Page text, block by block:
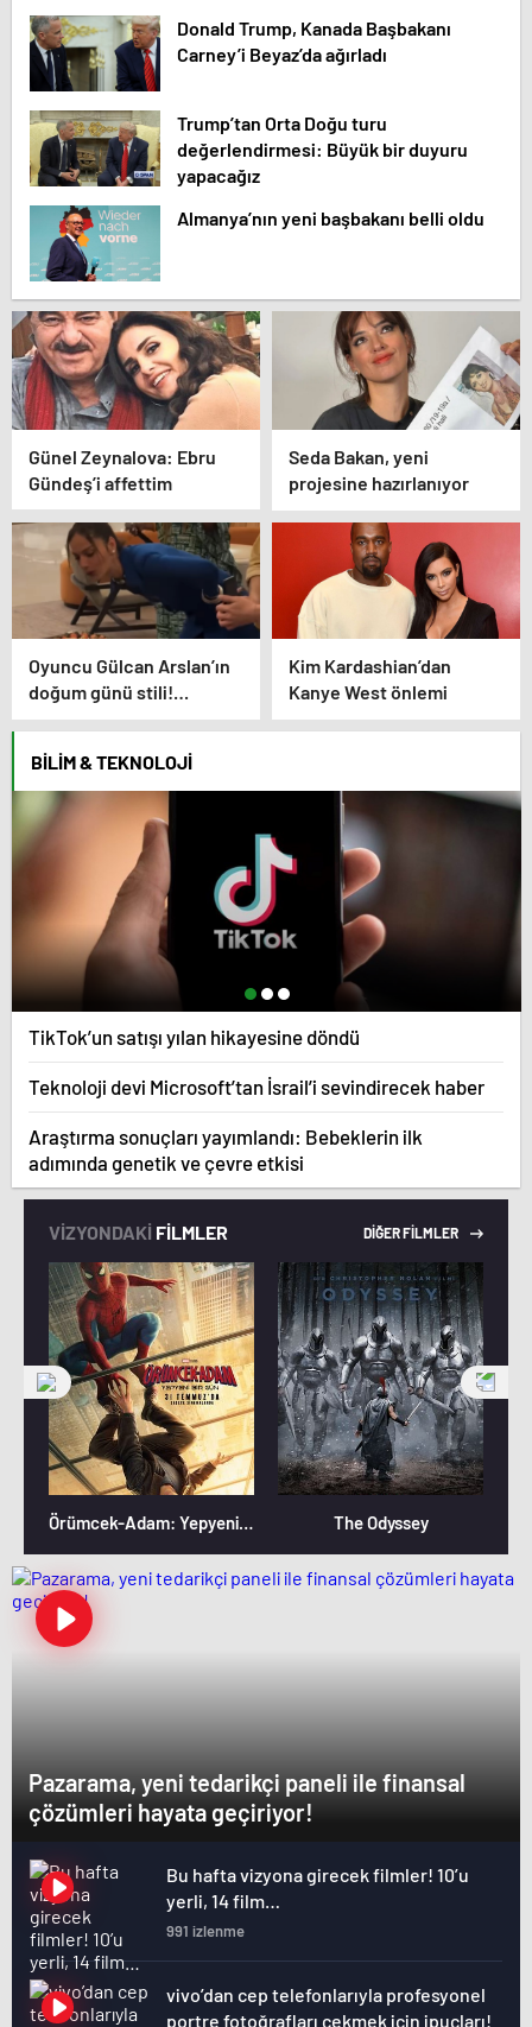
Donald Trump, Kanada Başbakanı
Carney’i Beyaz’da ağırladı
Trump’tan Orta Doğu turu
değerlendirmesi: Büyük bir duyuru
yapacağız
Almanya’nın yeni başbakanı belli oldu
Günel Zeynalova: Ebru
Gündeş’i affettim
Seda Bakan, yeni
projesine hazırlanıyor
Oyuncu Gülcan Arslan’ın
doğum günü stili!
Elbisenin düğmelerini
Kim Kardashian’dan
Kanye West önlemi
BILIM & TEKNOLOJI
TikTok’un satışı yılan hikayesine döndü
Teknoloji devi Microsoft’tan İsrail’i sevindirecek haber
Araştırma sonuçları yayımlandı: Bebeklerin ilk
adımında genetik ve çevre etkisi
VİZYONDAKİ FİLMLER DİĞER FİLMLER
Örümcek-Adam: Yepyeni Bir Gün The Odyssey
Pazarama, yeni tedarikçi paneli ile finansal
çözümleri hayata geçiriyor!
Bu hafta vizyona girecek filmler! 10’u
yerli, 14 film…
991 izlenme
vivo’dan cep telefonlarıyla profesyonel
portre fotoğrafları çekmek için ipuçları!